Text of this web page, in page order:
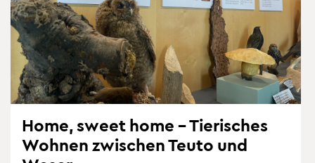
Home, sweet home – Tie­ri­sches
Woh­nen zwi­schen Teuto und